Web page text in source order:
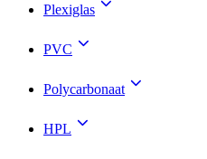
Plexiglas
PVC
Polycarbonaat
HPL